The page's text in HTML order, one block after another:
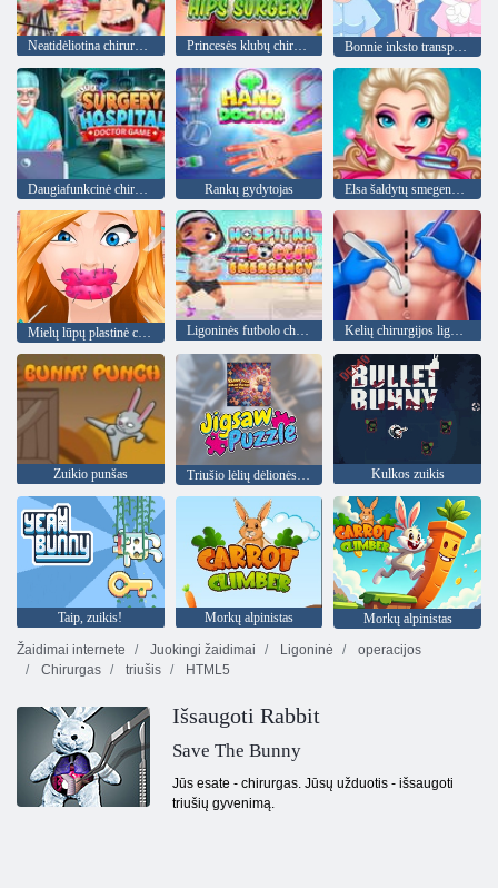
Neatidėliotina chirurgija Princesės klubų chirurgija Bonnie inksto transplantacija
Daugiafunkcinė chirurgijos ligoninė Rankų gydytojas Elsa šaldytų smegenų chirurgija
Ligoninės futbolo chirurgija Kelių chirurgijos ligoninių žaidimai
Zuikio punšas Triušio lėlių dėlionės Vaikams Kulkos zuikis
Taip, zuikis! Morkų alpinistas
Morkų alpinistas
Žaidimai internete
Juokingi žaidimai Ligoninė
operacijos
Chirurgas
triušis HTML5
Išsaugoti Rabbit
Save The Bunny
Jūs esate - chirurgas. Jūsų užduotis - išsaugoti
triušių gyvenimą.